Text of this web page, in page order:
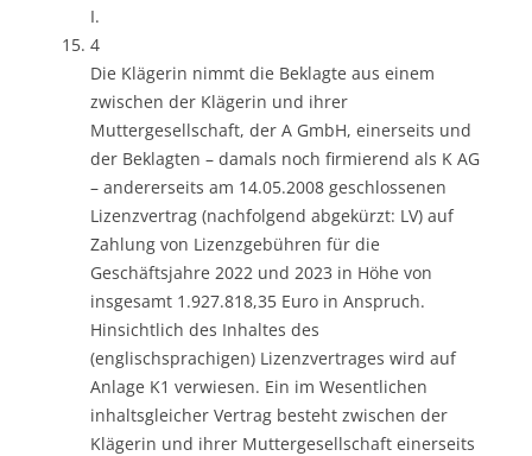
I.
4
Die Klägerin nimmt die Beklagte aus einem
zwischen der Klägerin und ihrer
Muttergesellschaft, der A GmbH, einerseits und
der Beklagten – damals noch firmierend als K AG
– andererseits am 14.05.2008 geschlossenen
Lizenzvertrag (nachfolgend abgekürzt: LV) auf
Zahlung von Lizenzgebühren für die
Geschäftsjahre 2022 und 2023 in Höhe von
insgesamt 1.927.818,35 Euro in Anspruch.
Hinsichtlich des Inhaltes des
(englischsprachigen) Lizenzvertrages wird auf
Anlage K1 verwiesen. Ein im Wesentlichen
inhaltsgleicher Vertrag besteht zwischen der
Klägerin und ihrer Muttergesellschaft einerseits